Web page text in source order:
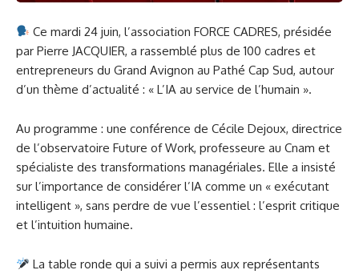
Ce mardi 24 juin, l’association FORCE CADRES, présidée
par Pierre JACQUIER, a rassemblé plus de 100 cadres et
entrepreneurs du Grand Avignon au Pathé Cap Sud, autour
d’un thème d’actualité : « L’IA au service de l’humain ».
Au programme : une conférence de Cécile Dejoux, directrice
de l’observatoire Future of Work, professeure au Cnam et
spécialiste des transformations managériales. Elle a insisté
sur l’importance de considérer l’IA comme un « exécutant
intelligent », sans perdre de vue l’essentiel : l’esprit critique
et l’intuition humaine.
La table ronde qui a suivi a permis aux représentants